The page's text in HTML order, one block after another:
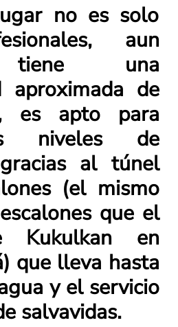
no es solo
aun
tiene una
aproximada de
es apto para
niveles de
al túnel
(el mismo
que el
Kukulkan en
que lleva hasta
y el servicio
salvavidas.